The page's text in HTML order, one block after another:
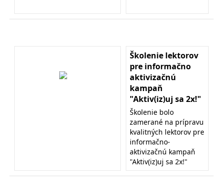
Školenie lektorov
pre informačno
aktivizačnú
kampaň
"Aktiv(iz)uj sa 2x!"
Školenie bolo
zamerané na prípravu
kvalitných lektorov pre
informačno-
aktivizačnú kampaň
"Aktiv(iz)uj sa 2x!"